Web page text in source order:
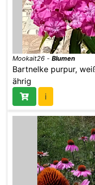
Mookait26 - Blumen
Bartnelke purpur,
ährig
i